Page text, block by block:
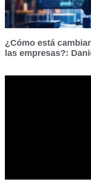
¿Cómo está
las empresas?: